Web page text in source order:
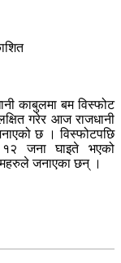
काबुलमा बम विस्फोट
गरेर आज राजधानी
छ । विस्फोटपछि
जना घाइते भएको
जनाएका छन् ।